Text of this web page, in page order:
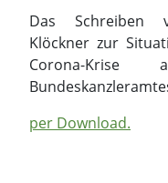
Das Schreiben
Klöckner zur
Corona-
per Download.